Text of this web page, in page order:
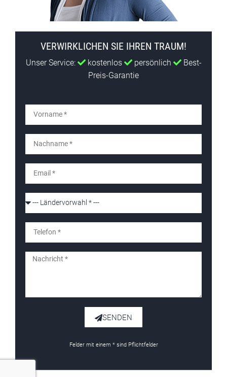
VERWIRKLICHEN SIE IHREN TRAUM!
Unser Service: kostenlos persönlich
Best-
Preis-Garantie
SENDEN
Felder mit einem * sind Pflichtfelder